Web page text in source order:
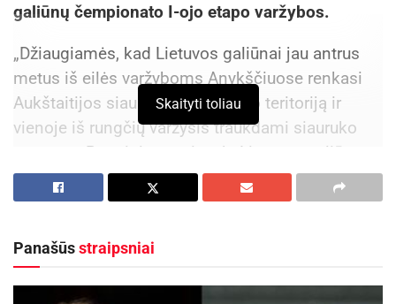
galiūnų čempionato I-ojo etapo varžybos.
„Džiaugiamės, kad Lietuvos galiūnai jau antrus
metus iš eilės varžyboms Anykščiuose renkasi
Aukštaitijos siaurojo geležinkelio teritoriją ir
vienoje iš rungčių varžysis traukdami siauruko
vagonus. Renginį organizuoja Lietuvos galiūnų
federacija, o mes esame šio renginio parneriai“,
– sako VšĮ „Aukštaitijos siaurasis geležinkelis“
Pasak organizatorių, Anykščiuose, siaurojo
Skaityti toliau
Panašūsstraipsniai